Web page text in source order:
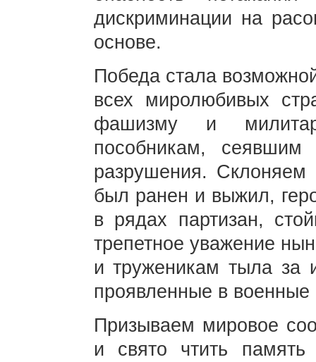
дискриминации на
основе.
Победа стала
всех миролюбивых
фашизму и
пособникам, сеявшим
разрушения. Склоняем
был ранен и выжил,
в рядах партизан,
трепетное уважение
и труженикам тыла за
проявленные в военные
Призываем мировое
и свято чтить